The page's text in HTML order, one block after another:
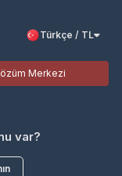
Türkçe / TL
Merkezi
var?